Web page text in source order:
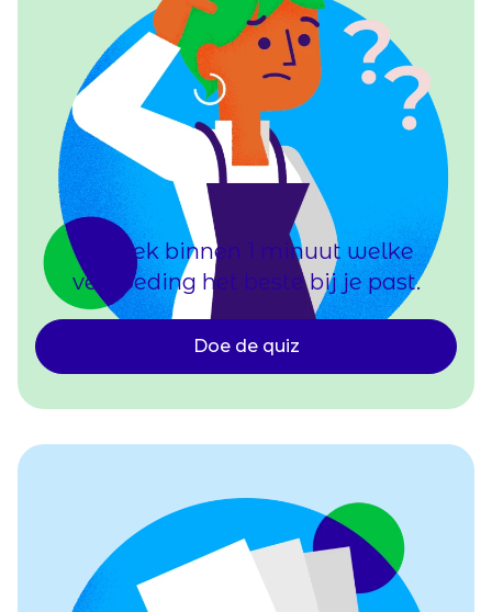
Ontdek binnen 1 minuut welke
vergoeding het beste bij je past.
Doe de quiz